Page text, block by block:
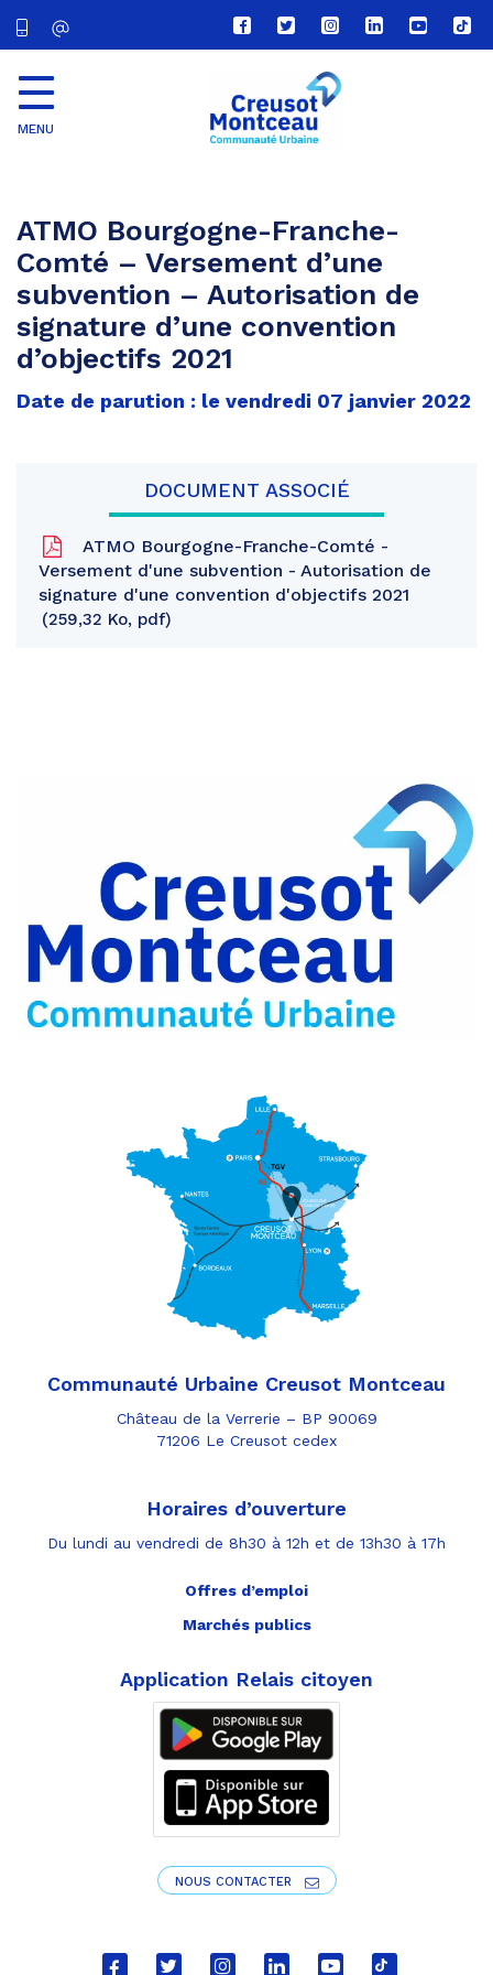
Lien
vers
compte
Facebook
Lien
vers
compte
Twitter
Lien
vers
le
compte
Lien
vers
Lien
vers
Lien
vers
MENU
ATMO Bourgogne-Franche-
Comté – Versement d’une
subvention – Autorisation de
signature d’une convention
d’objectifs 2021
Date de parution : le vendredi 07 janvier 2022
DOCUMENT ASSOCIÉ
ATMO Bourgogne-Franche-Comté -
Versement d'une subvention - Autorisation de
signature d'une convention d'objectifs 2021
259,32 Ko, pdf
Facebook
Partager
Twitter
Partager
par
e-
mail
Communauté Urbaine Creusot Montceau
Château de la Verrerie – BP 90069
71206 Le Creusot cedex
Horaires d’ouverture
Du lundi au vendredi de 8h30 à 12h et de 13h30 à 17h
Offres d’emploi
Marchés publics
Application Relais citoyen
NOUS CONTACTER